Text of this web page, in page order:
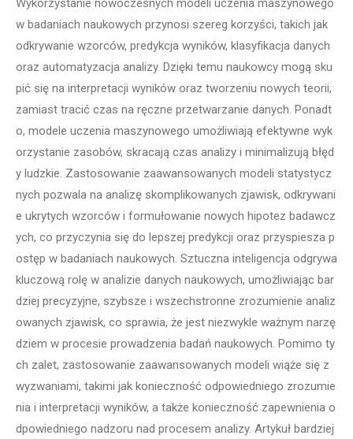
Wykorzystanie nowoczesnych modeli uczenia maszynowego
w badaniach naukowych przynosi szereg korzyści, takich jak
odkrywanie wzorców, predykcja wyników, klasyfikacja danych
oraz automatyzacja analizy. Dzięki temu naukowcy mogą sku
pić się na interpretacji wyników oraz tworzeniu nowych teorii,
zamiast tracić czas na ręczne przetwarzanie danych. Ponadt
o, modele uczenia maszynowego umożliwiają efektywne wyk
orzystanie zasobów, skracają czas analizy i minimalizują błęd
y ludzkie. Zastosowanie zaawansowanych modeli statystycz
nych pozwala na analizę skomplikowanych zjawisk, odkrywani
e ukrytych wzorców i formułowanie nowych hipotez badawcz
ych, co przyczynia się do lepszej predykcji oraz przyspiesza p
ostęp w badaniach naukowych. Sztuczna inteligencja odgrywa
kluczową rolę w analizie danych naukowych, umożliwiając bar
dziej precyzyjne, szybsze i wszechstronne zrozumienie analiz
owanych zjawisk, co sprawia, że jest niezwykle ważnym narzę
dziem w procesie prowadzenia badań naukowych. Pomimo ty
ch zalet, zastosowanie zaawansowanych modeli wiąże się z
wyzwaniami, takimi jak konieczność odpowiedniego zrozumie
nia i interpretacji wyników, a także konieczność zapewnienia o
dpowiedniego nadzoru nad procesem analizy. Artykuł bardziej